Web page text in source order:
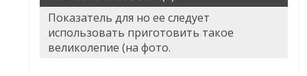
Показатель для но ее следует
использовать приготовить такое
великолепие (на фото.